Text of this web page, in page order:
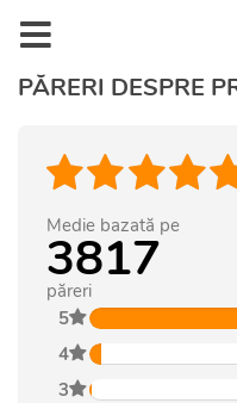
PĂRERI DESPRE
5
4
3
Medie bazată pe
3817
păreri